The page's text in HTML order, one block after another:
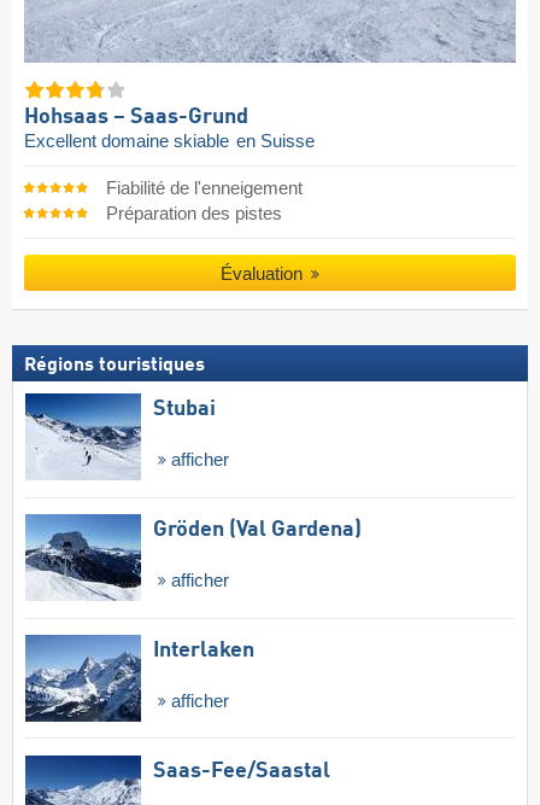
Hohsaas – Saas-Grund
Excellent domaine skiable en Suisse
Fiabilité de l'enneigement
Préparation des pistes
Évaluation
Régions touristiques
Stubai
afficher
Gröden (Val Gardena)
afficher
Interlaken
afficher
Saas-Fee/​Saastal